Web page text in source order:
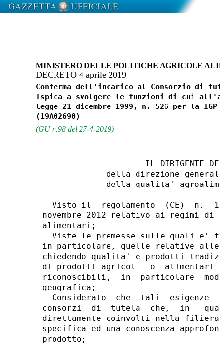
MINISTERO DELLE POLITICHE AGRICOLE
DECRETO 4 aprile 2019
Conferma dell'incarico al Consorzio di
Ispica a svolgere le funzioni di cui
legge 21 dicembre 1999, n. 526 per la
(GU n.98 del 27-4-2019)
IL DIRIGENTE
della direzione
della qualita'
Visto il  regolamento  (CE)  n.
novembre 2012 relativo ai regimi
alimentari;
Viste le premesse sulle quali e'
in particolare, quelle relative alle
chiedendo qualita' e prodotti
di prodotti agricoli  o  alimentari
riconoscibili,  in  particolare
geografica;
Considerato  che  tali  esigenze
consorzi  di  tutela  che,  in
direttamente coinvolti nella filiera
specifica ed una conoscenza
prodotto;